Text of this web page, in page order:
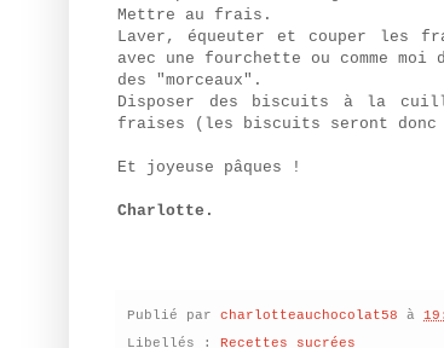
Mettre au frais.
Laver, équeuter et couper les
avec une fourchette ou comme
des "morceaux".
Disposer des biscuits à la
fraises (les biscuits seront donc
Et joyeuse pâques !
Charlotte.
Publié par charlotteauchocolat58 à
Libellés :
Recettes sucrées